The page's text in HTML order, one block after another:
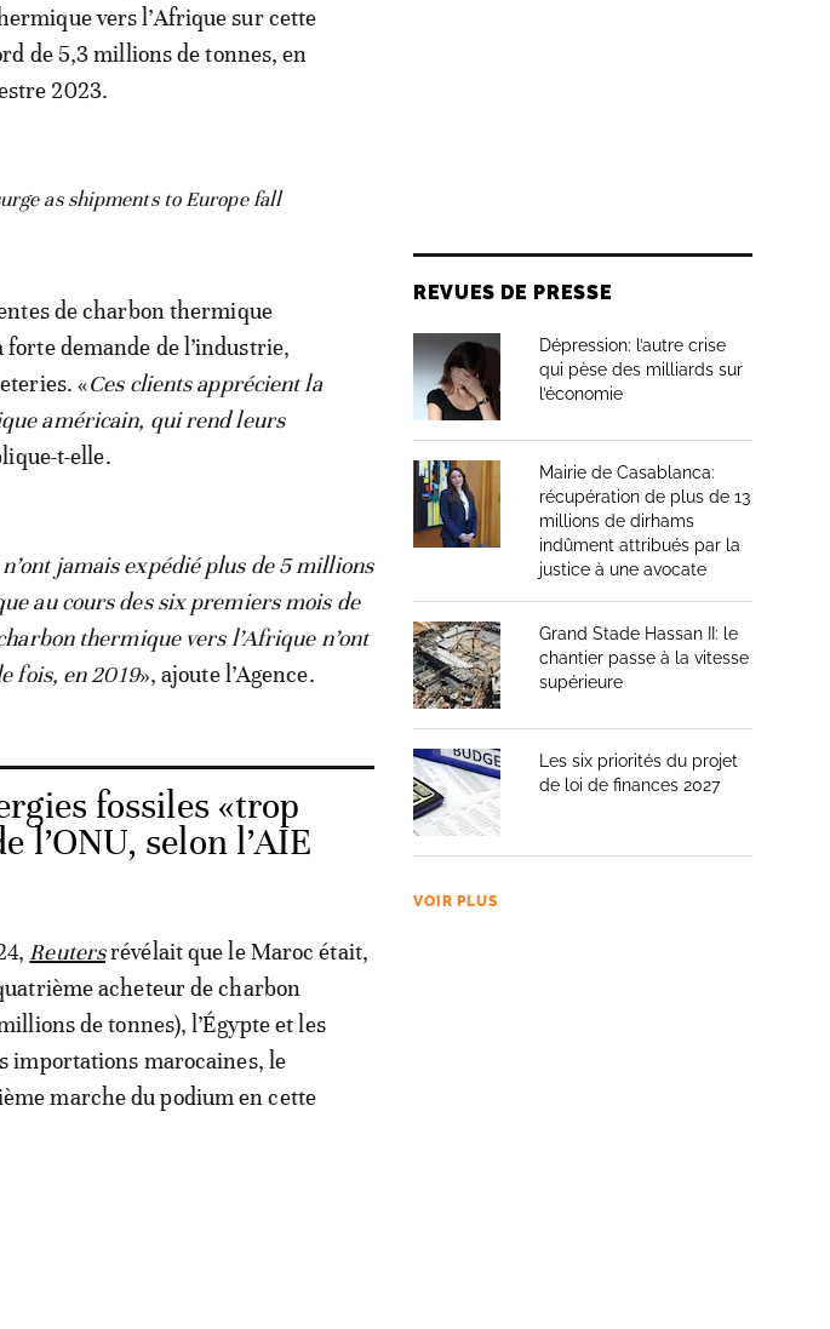
vers l’Afrique sur cette
de 5,3 millions de tonnes, en
2023.
as shipments to Europe fall
de charbon thermique
demande de l’industrie,
«Ces clients apprécient la
américain, qui rend leurs
t-elle.
jamais expédié plus de 5 millions
au cours des six premiers mois de
thermique vers l’Afrique n’ont
fois, en 2019», ajoute l’Agence.
fossiles «trop
l’ONU, selon l’AIE
Reutersrévélait que le Maroc était,
acheteur de charbon
de tonnes), l’Égypte et les
importations marocaines, le
marche du podium en cette
REVUES DE PRESSE
Dépression: l’autre crise
qui pèse des milliards sur
l’économie
Mairie de Casablanca:
récupération de plus de 13
millions de dirhams
indûment attribués par la
justice à une avocate
Grand Stade Hassan II: le
chantier passe à la vitesse
supérieure
Les six priorités du projet
de loi de finances 2027
VOIR PLUS